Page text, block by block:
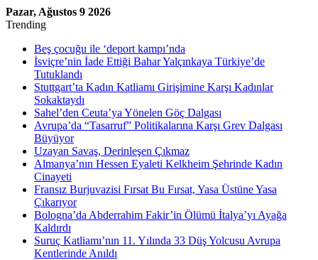
Pazar, Ağustos 9 2026
Trending
Beş çocuğu ile ‘deport kampı’nda
İsviçre’nin İade Ettiği Bahar Yalçınkaya Türkiye’de
Tutuklandı
Stuttgart’ta Kadın Katliamı Girişimine Karşı Kadınlar
Sokaktaydı
Sahel’den Ceuta’ya Yönelen Göç Dalgası
Avrupa’da “Tasarruf” Politikalarına Karşı Grev Dalgası
Büyüyor
Uzayan Savaş, Derinleşen Çıkmaz
Almanya’nın Hessen Eyaleti Kelkheim Şehrinde Kadın
Cinayeti
Fransız Burjuvazisi Fırsat Bu Fırsat, Yasa Üstüne Yasa
Çıkarıyor
Bologna’da Abderrahim Fakir’in Ölümü İtalya’yı Ayağa
Kaldırdı
Suruç Katliamı’nın 11. Yılında 33 Düş Yolcusu Avrupa
Kentlerinde Anıldı